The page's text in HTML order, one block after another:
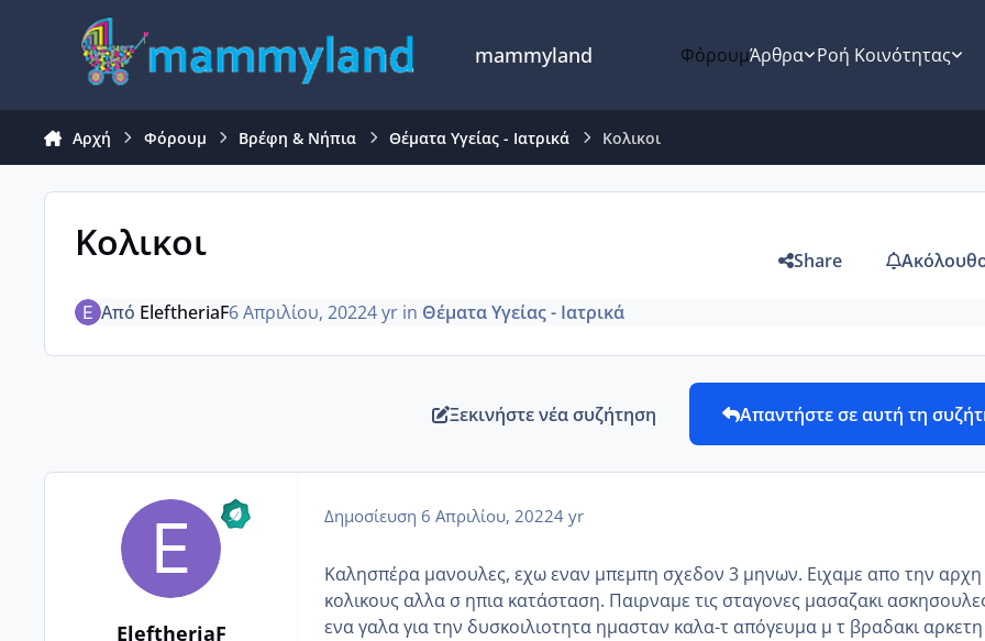
Μετάβαση σε περιεχόμενο
mammyland ΦόρουμΆρθρα Ροή Κοινότητας
Αρχή Φόρουμ Βρέφη & Νήπια Θέματα Υγείας - Ιατρικά Κολικοι
Κολικοι Share
Από EleftheriaF6 Απριλίου, 20224 yr in Θέματα Υγείας - Ιατρικά
Ξεκινήστε νέα συζήτηση Απαντήστε σε αυτή τη
EleftheriaF
Δημοσίευση 6 Απριλίου, 20224 yr
Καλησπέρα μανουλες, εχω εναν μπεμπη σχεδον 3 μηνων. Ειχαμε απο την αρχη
κολικους αλλα σ ηπια κατάσταση. Παιρναμε τις σταγονες μασαζακι
ενα γαλα για την δυσκοιλιοτητα ημασταν καλα-τ απόγευμα μ τ βραδακι αρκετη